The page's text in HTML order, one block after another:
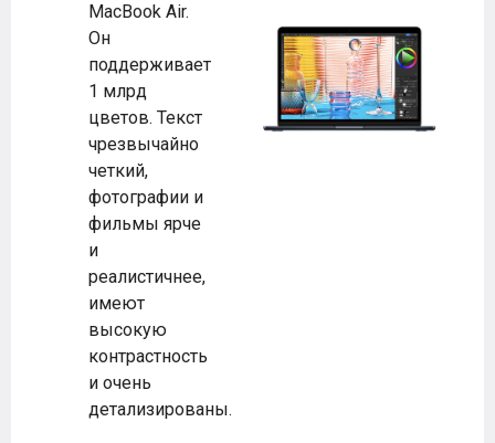
MacBook Air.
Он
поддерживает
1 млрд
цветов. Текст
чрезвычайно
четкий,
фотографии и
фильмы ярче
и
реалистичнее,
имеют
высокую
контрастность
и очень
детализированы.